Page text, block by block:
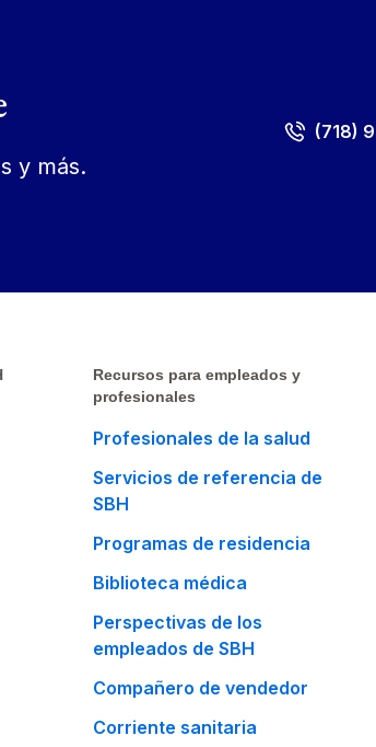
y más.
(718)
Recursos para empleados y
profesionales
Profesionales de la salud
Servicios de referencia de
SBH
Programas de residencia
Biblioteca médica
Perspectivas de los
empleados de SBH
Compañero de vendedor
Corriente sanitaria